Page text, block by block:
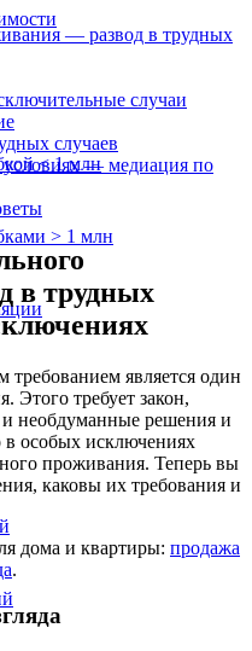
< 1 млн
> 1 млн
— развод в трудных
случаи
случаев
условиях — медиация по
в трудных
является один
Этого требует закон,
необдуманные решения и
в особых исключениях
проживания. Теперь вы
каковы их требования и
дома и квартиры: продажа
.